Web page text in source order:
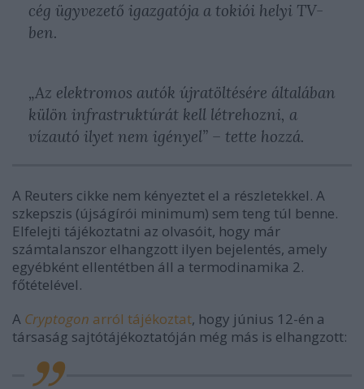
cég ügyvezető igazgatója a tokiói helyi TV-
ben.
„Az elektromos autók újratöltésére általában
külön infrastruktúrát kell létrehozni, a
vízautó ilyet nem igényel” – tette hozzá.
A Reuters cikke nem kényeztet el a részletekkel. A
szkepszis (újságírói minimum) sem teng túl benne.
Elfelejti tájékoztatni az olvasóit, hogy már
számtalanszor elhangzott ilyen bejelentés, amely
egyébként ellentétben áll a termodinamika 2.
főtételével.
A Cryptogon arról tájékoztat, hogy június 12-én a
társaság sajtótájékoztatóján még más is elhangzott: